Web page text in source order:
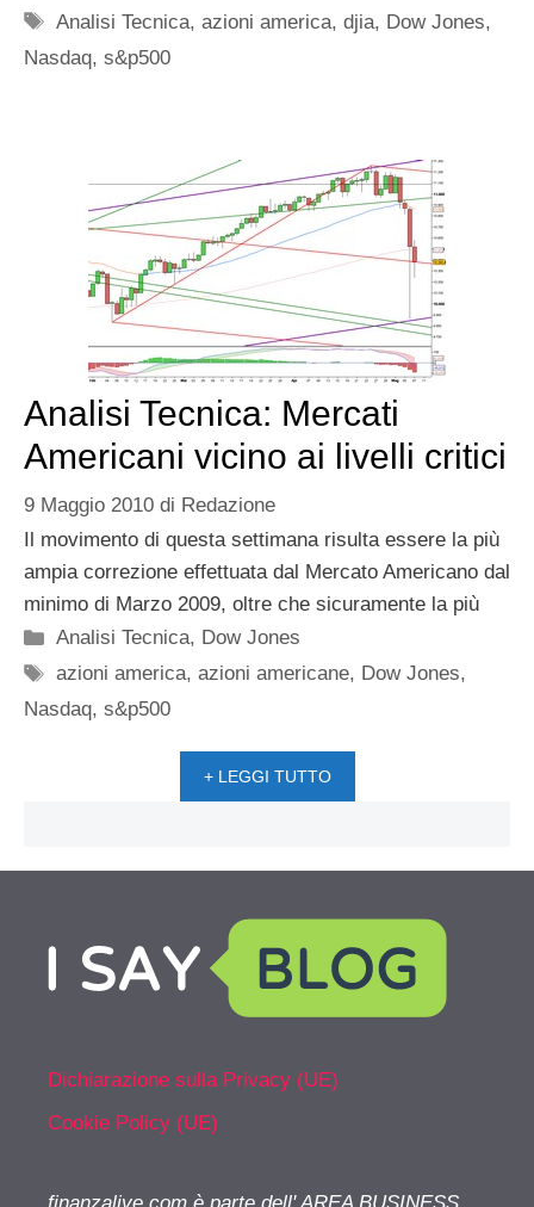
Tag
Analisi Tecnica,azioni america,djia, Dow Jones,
Nasdaq, s&p500
Analisi Tecnica: Mercati
Americani vicino ai livelli critici
9 Maggio 2010 di Redazione
Il movimento di questa settimana risulta essere la più
ampia correzione effettuata dal Mercato Americano dal
minimo di Marzo 2009, oltre che sicuramente la più
Categorie
Analisi Tecnica, Dow Jones
Tag
azioni america,azioni americane, Dow Jones,
Nasdaq, s&p500
+ LEGGI TUTTO
Dichiarazione sulla Privacy (UE)
Cookie Policy (UE)